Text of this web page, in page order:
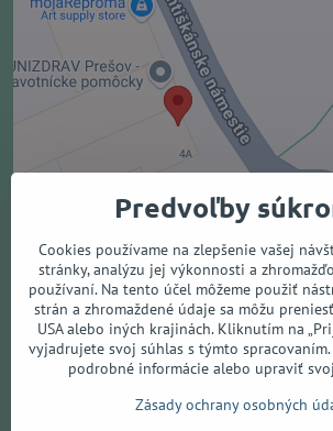
Externý obsah je blokovaný
Voľbami súkromia
Prajete si načítať externý obsah?
Povoliť tentokrát
Povoliť a zapamätať - súhlas s
druhom cookie: Funkčné
Otvoriť obsah v novom okne
Všetko o nákupe
Doručenie ZADARMO v Prešove
Predvoľby
Cookies používame na zlepšenie vašej
stránky, analýzu jej výkonnosti a
používaní. Na tento účel môžeme použiť
strán a zhromaždené údaje sa môžu
USA alebo iných krajinách. Kliknutím na
vyjadrujete svoj súhlas s týmto
podrobné informácie alebo upraviť
Zásady ochrany osobných